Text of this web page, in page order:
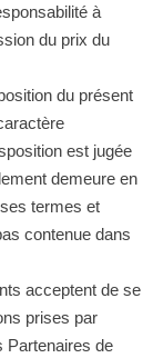
à
du prix du
du présent
est jugée
demeure en
termes et
contenue dans
acceptent de se
prises par
Partenaires de